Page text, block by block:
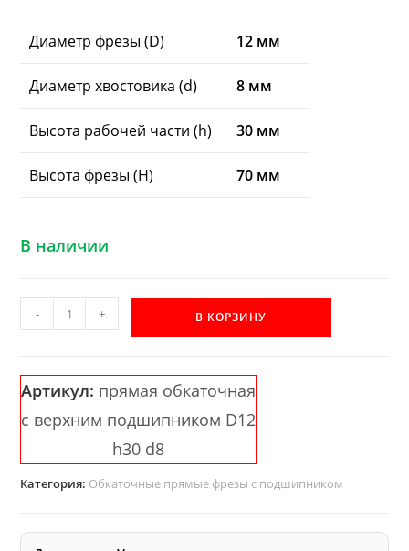
Диаметр фрезы (D) 12 мм
Диаметр хвостовика (d) 8 мм
Высота рабочей части (h) 30 мм
Высота фрезы (H) 70 мм
В наличии
Количество
товара
прямая
фреза
с
подшипником
AКУЛА
D12
- + В КОРЗИНУ
Артикул: прямая обкаточная
с верхним подшипником D12
h30 d8
Категория: Обкаточные прямые фрезы с подшипником